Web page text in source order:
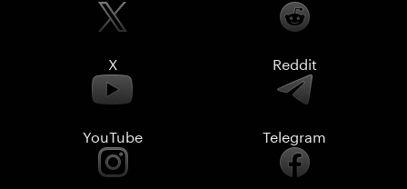
X Reddit
YouTube Telegram